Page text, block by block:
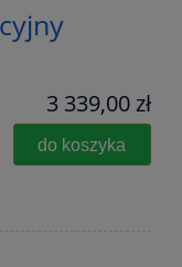
3 339,00 zł
do koszyka